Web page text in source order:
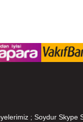
; Soydur Skype